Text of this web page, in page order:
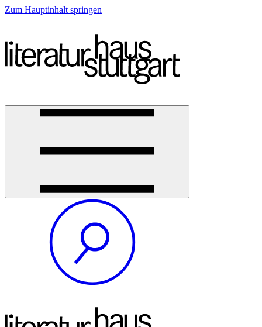
Zum Hauptinhalt springen